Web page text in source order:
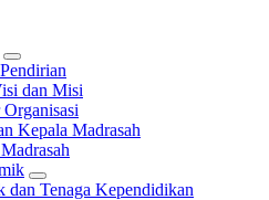
dan Misi
Kepala Madrasah
dan Tenaga Kependidikan